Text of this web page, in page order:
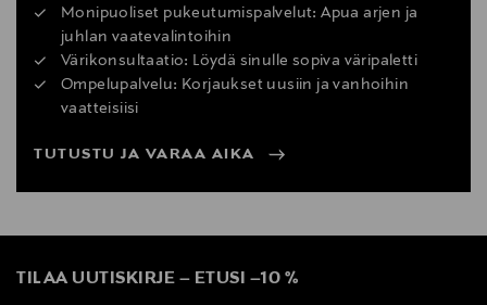
Monipuoliset pukeutumispalvelut: Apua arjen ja
juhlan vaatevalintoihin
Värikonsultaatio: Löydä sinulle sopiva väripaletti
Ompelupalvelu: Korjaukset uusiin ja vanhoihin
vaatteisiisi
TUTUSTU JA VARAA AIKA
TILAA UUTISKIRJE – ETUSI –10 %